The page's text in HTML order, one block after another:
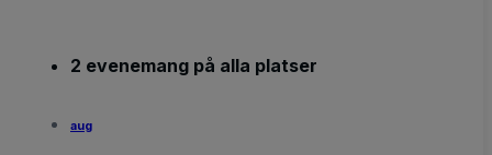
2 evenemang på alla platser
aug